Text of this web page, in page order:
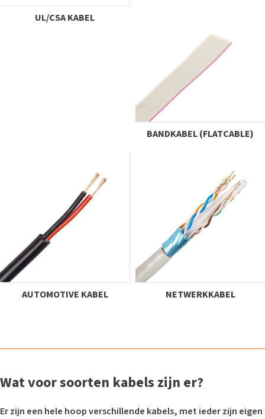
UL/CSA KABEL
BANDKABEL (FLATCABLE)
AUTOMOTIVE KABEL NETWERKKABEL
Wat voor soorten kabels zijn er?
Er zijn een hele hoop verschillende kabels, met ieder zijn eigen